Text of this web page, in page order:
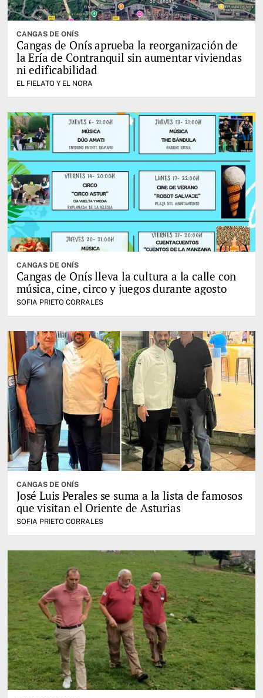
CANGAS DE ONÍS
Cangas de Onís aprueba la reorganización de
la Ería de Contranquil sin aumentar viviendas
ni edificabilidad
EL FIELATO Y EL NORA
CANGAS DE ONÍS
Cangas de Onís lleva la cultura a la calle con
música, cine, circo y juegos durante agosto
SOFIA PRIETO CORRALES
CANGAS DE ONÍS
José Luis Perales se suma a la lista de famosos
que visitan el Oriente de Asturias
SOFIA PRIETO CORRALES